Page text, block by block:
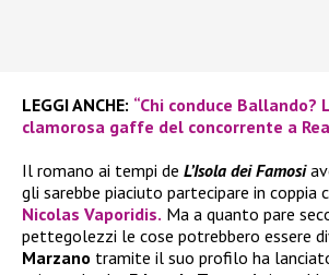
LEGGI ANCHE: “Chi conduce Ballando?
clamorosa gaffe del concorrente a
Il romano ai tempi de L’Isola dei Famosi
gli sarebbe piaciuto partecipare in coppia
Nicolas Vaporidis. Ma a quanto pare
pettegolezzi le cose potrebbero essere
Marzano tramite il suo profilo ha